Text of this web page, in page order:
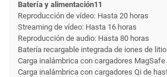
Batería y alimentación11
Reproducción de vídeo: Hasta 20 horas
Streaming de vídeo: Hasta 16 horas
Reproducción de audio: Hasta 80 horas
Batería recargable integrada de iones de litio
Carga inalámbrica con cargadores
Carga inalámbrica con cargadores Qi de